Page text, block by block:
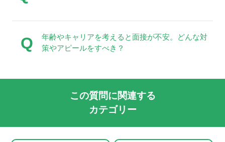
Q
年齢やキャリアを考えると面接が不安。どんな対
策やアピールをすべき？
この質問に関連する
カテゴリー